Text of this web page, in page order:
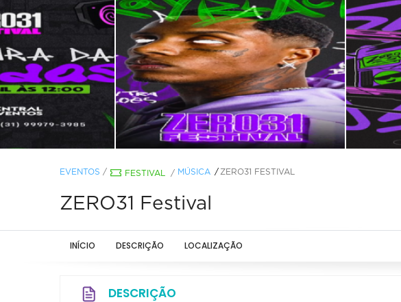
EVENTOS / FESTIVAL / MÚSICA ZERO31 FESTIVAL
ZERO31 Festival
INÍCIO DESCRIÇÃO LOCALIZAÇÃO
DESCRIÇÃO